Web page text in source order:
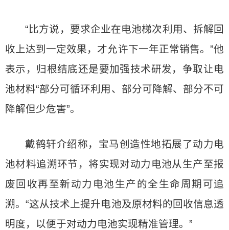
“比方说，要求企业在电池梯次利用、拆解回
收上达到一定效果，才允许下一年正常销售。”他
表示，归根结底还是要加强技术研发，争取让电
池材料“部分可循环利用、部分可降解、部分不可
降解但少危害”。
戴鹤轩介绍称，宝马创造性地拓展了动力电
池材料追溯环节，将实现对动力电池从生产至报
废回收再至新动力电池生产的全生命周期可追
溯。“这从技术上提升电池及原材料的回收信息透
明度，以便于对动力电池实现精准管理。”